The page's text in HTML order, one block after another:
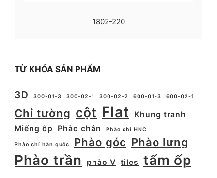
1802-220
TỪ KHÓA SẢN PHẨM
3D 300-01-3 300-02-1 300-02-2 600-01-3 600-02-1
Chỉ tường cột Flat
Khung tranh
Miếng ốp
Phào chân Phào chỉ HNC
Phào chỉ hàn quốc Phào góc Phào lưng
Phào trần phào V tiles tấm ốp